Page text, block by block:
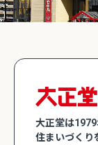
大正堂は
住まいづくり